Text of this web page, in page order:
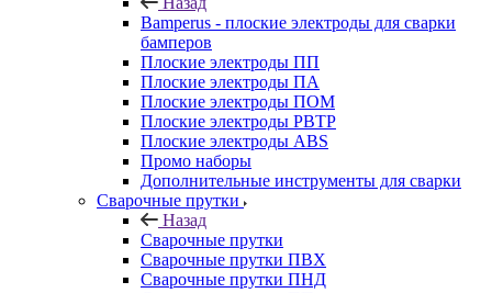
Bamperus - плоские электроды для сварки
бамперов
Плоские электроды ПП
Плоские электроды ПА
Плоские электроды ПОМ
Плоские электроды РВТР
Плоские электроды ABS
Промо наборы
Дополнительные инструменты для сварки
Сварочные прутки
Назад
Сварочные прутки
Сварочные прутки ПВХ
Сварочные прутки ПНД